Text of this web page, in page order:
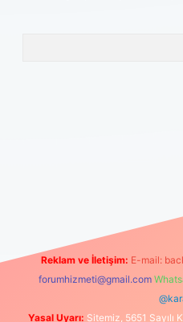
Reklam ve İletişim: E-mail:
forumhizmeti@gmail.com
Yasal Uyarı: Sitemiz, 5651 Sayılı